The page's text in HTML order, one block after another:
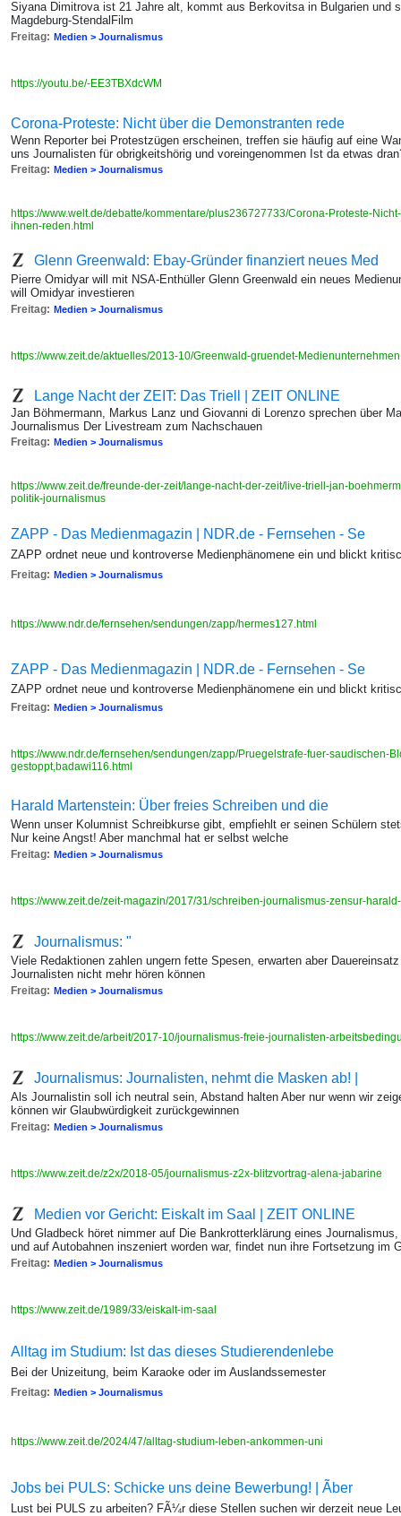
Siyana Dimitrova ist 21 Jahre alt, kommt aus Berkovitsa in Bulgarien und
Magdeburg-StendalFilm
Freitag: Medien > Journalismus
https://youtu.be/-EE3TBXdcWM
Corona-Proteste: Nicht über die Demonstranten rede
Wenn Reporter bei Protestzügen erscheinen, treffen sie häufig auf eine
uns Journalisten für obrigkeitshörig und voreingenommen Ist da etwas
Freitag: Medien > Journalismus
https://www.welt.de/debatte/kommentare/plus236727733/Corona-Proteste-
ihnen-reden.html
Glenn Greenwald: Ebay-Gründer finanziert neues Med
Pierre Omidyar will mit NSA-Enthüller Glenn Greenwald ein neues
will Omidyar investieren
Freitag: Medien > Journalismus
https://www.zeit.de/aktuelles/2013-10/Greenwald-gruendet-
Lange Nacht der ZEIT: Das Triell | ZEIT ONLINE
Jan Böhmermann, Markus Lanz und Giovanni di Lorenzo sprechen über
Journalismus Der Livestream zum Nachschauen
Freitag: Medien > Journalismus
https://www.zeit.de/freunde-der-zeit/lange-nacht-der-zeit/live-triell-jan-
politik-journalismus
ZAPP - Das Medienmagazin | NDR.de - Fernsehen - Se
ZAPP ordnet neue und kontroverse Medienphänomene ein und blickt
Freitag: Medien > Journalismus
https://www.ndr.de/fernsehen/sendungen/zapp/hermes127.html
ZAPP - Das Medienmagazin | NDR.de - Fernsehen - Se
ZAPP ordnet neue und kontroverse Medienphänomene ein und blickt
Freitag: Medien > Journalismus
https://www.ndr.de/fernsehen/sendungen/zapp/Pruegelstrafe-fuer-saudischen-
gestoppt,badawi116.html
Harald Martenstein: Über freies Schreiben und die
Wenn unser Kolumnist Schreibkurse gibt, empfiehlt er seinen Schülern
Nur keine Angst! Aber manchmal hat er selbst welche
Freitag: Medien > Journalismus
https://www.zeit.de/zeit-magazin/2017/31/schreiben-journalismus-zensur-
Journalismus: "
Viele Redaktionen zahlen ungern fette Spesen, erwarten aber
Journalisten nicht mehr hören können
Freitag: Medien > Journalismus
https://www.zeit.de/arbeit/2017-10/journalismus-freie-journalisten-
Journalismus: Journalisten, nehmt die Masken ab! |
Als Journalistin soll ich neutral sein, Abstand halten Aber nur wenn wir
können wir Glaubwürdigkeit zurückgewinnen
Freitag: Medien > Journalismus
https://www.zeit.de/z2x/2018-05/journalismus-z2x-blitzvortrag-alena-jabarine
Medien vor Gericht: Eiskalt im Saal | ZEIT ONLINE
Und Gladbeck höret nimmer auf Die Bankrotterklärung eines
und auf Autobahnen inszeniert worden war, findet nun ihre Fortsetzung im
Freitag: Medien > Journalismus
https://www.zeit.de/1989/33/eiskalt-im-saal
Alltag im Studium: Ist das dieses Studierendenlebe
Bei der Unizeitung, beim Karaoke oder im Auslandssemester
Freitag: Medien > Journalismus
https://www.zeit.de/2024/47/alltag-studium-leben-ankommen-uni
Jobs bei PULS: Schicke uns deine Bewerbung! | Ãber
Lust bei PULS zu arbeiten? FÃ¼r diese Stellen suchen wir derzeit neue